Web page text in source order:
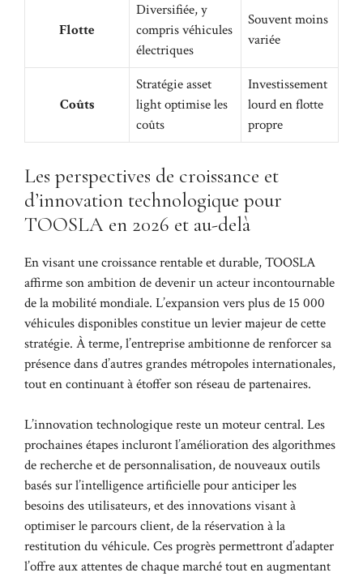
Flotte
Diversifiée, y
compris véhicules
électriques
Souvent moins
variée
Coûts
Stratégie asset
light optimise les
coûts
Investissement
lourd en flotte
propre
Les perspectives de croissance et
d’innovation technologique pour
TOOSLA en 2026 et au-delà
En visant une croissance rentable et durable, TOOSLA
affirme son ambition de devenir un acteur incontournable
de la mobilité mondiale. L’expansion vers plus de 15 000
véhicules disponibles constitue un levier majeur de cette
stratégie. À terme, l’entreprise ambitionne de renforcer sa
présence dans d’autres grandes métropoles internationales,
tout en continuant à étoffer son réseau de partenaires.
L’innovation technologique reste un moteur central. Les
prochaines étapes incluront l’amélioration des algorithmes
de recherche et de personnalisation, de nouveaux outils
basés sur l’intelligence artificielle pour anticiper les
besoins des utilisateurs, et des innovations visant à
optimiser le parcours client, de la réservation à la
restitution du véhicule. Ces progrès permettront d’adapter
l’offre aux attentes de chaque marché tout en augmentant